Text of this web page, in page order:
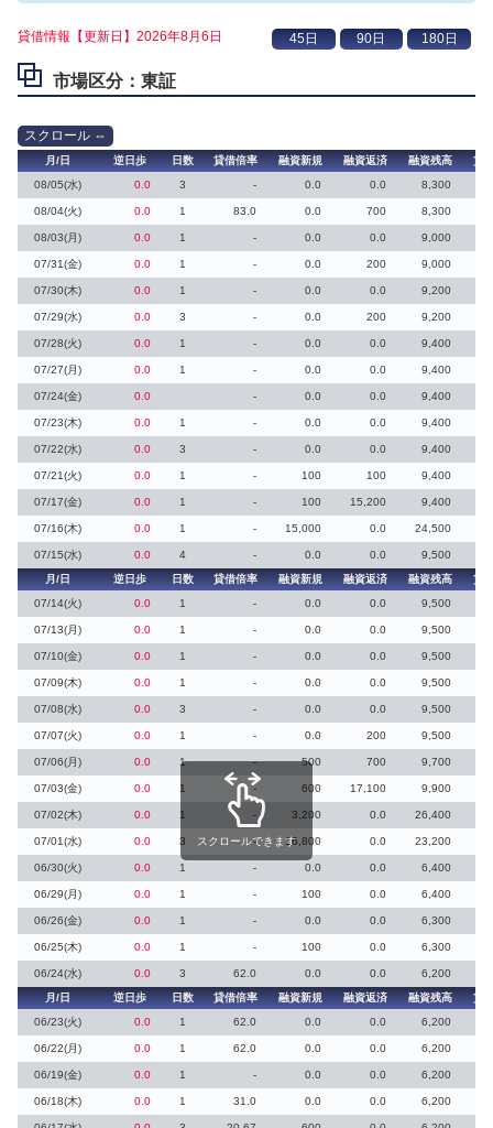
貸借情報【更新日】2026年8月6日
市場区分：東証
月/日 逆日歩 日数 貸借倍率 融資新規 融資返済 融資残高
貸
08/05(水)
0.0 3 - 0.0 0.0 8,300
08/04(火) 0.0 1 83.0 0.0 700 8,300
08/03(月) 0.0 1 - 0.0 0.0 9,000
07/31(金) 0.0 1 - 0.0 200 9,000
07/30(木) 0.0 1 - 0.0 0.0 9,200
07/29(水) 0.0 3 - 0.0 200 9,200
07/28(火) 0.0 1 - 0.0 0.0 9,400
07/27(月) 0.0 1 - 0.0 0.0 9,400
07/24(金) 0.0 - 0.0 0.0 9,400
07/23(木) 0.0 1 - 0.0 0.0 9,400
07/22(水) 0.0 3 - 0.0 0.0 9,400
07/21(火) 0.0 1 - 100 100 9,400
07/17(金) 0.0 1 - 100 15,200 9,400
07/16(木) 0.0 1 - 15,000 0.0 24,500
07/15(水) 0.0 4 - 0.0 0.0
9,500
月/日
逆日歩 日数 貸借倍率 融資新規 融資返済 融資残高
貸
07/14(火)
0.0 1 - 0.0 0.0 9,500
07/13(月) 0.0 1 - 0.0 0.0 9,500
07/10(金) 0.0 1 - 0.0 0.0 9,500
07/09(木) 0.0 1 - 0.0 0.0 9,500
07/08(水) 0.0 3 - 0.0 0.0 9,500
07/07(火) 0.0 1 - 0.0 200 9,500
07/06(月) 0.0 1 - 500 700 9,700
07/03(金) 0.0 1 - 600 17,100 9,900
07/02(木) 0.0 1 - 3,200 0.0 26,400
07/01(水) 0.0 3 - 16,800 0.0 23,200
06/30(火) 0.0 1 - 0.0 0.0 6,400
06/29(月) 0.0 1 - 100 0.0 6,400
06/26(金) 0.0 1 - 0.0 0.0 6,300
06/25(木) 0.0 1 - 100 0.0 6,300
06/24(水) 0.0 3 62.0 0.0 0.0
6,200
月/日
逆日歩 日数 貸借倍率 融資新規 融資返済 融資残高
貸
06/23(火)
0.0 1 62.0 0.0 0.0 6,200
06/22(月) 0.0 1 62.0 0.0 0.0 6,200
06/19(金) 0.0 1 - 0.0 0.0 6,200
06/18(木) 0.0 1 31.0 0.0 0.0 6,200
スクロールできます